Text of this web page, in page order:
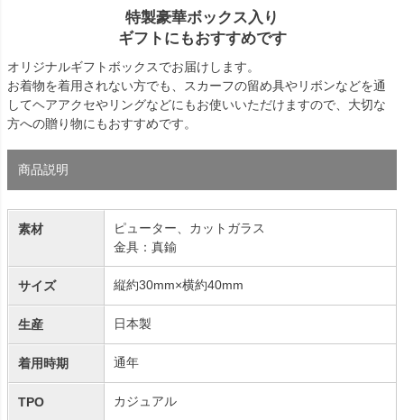
特製豪華ボックス入り
ギフトにもおすすめです
オリジナルギフトボックスでお届けします。
お着物を着用されない方でも、スカーフの留め具やリボンなどを通
してヘアアクセやリングなどにもお使いいただけますので、大切な
方への贈り物にもおすすめです。
商品説明
素材
ピューター、カットガラス
金具：真鍮
サイズ 縦約30mm×横約40mm
生産 日本製
着用時期 通年
TPO カジュアル